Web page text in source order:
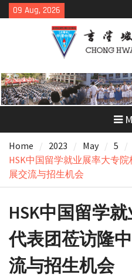
Skip
to
09 Aug, 2026
Home 2023 May
5
HSK中国留学就业展率大专
展交流与招生机会
HSK中国留学
代表团莅访隆
流与招生机会